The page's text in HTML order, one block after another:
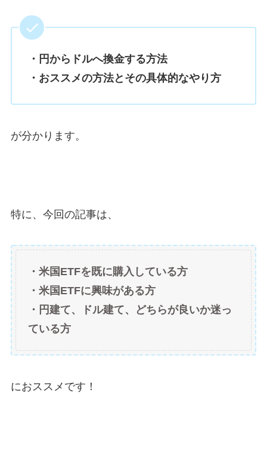
・円からドルへ換金する方法
・おススメの方法とその具体的なやり方
が分かります。
特に、今回の記事は、
・米国ETFを既に購入している方
・米国ETFに興味がある方
・円建て、ドル建て、どちらが良いか迷っ
ている方
におススメです！